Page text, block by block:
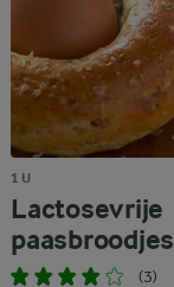
1 U
Lactosevrije
paasbroodjes
(3)